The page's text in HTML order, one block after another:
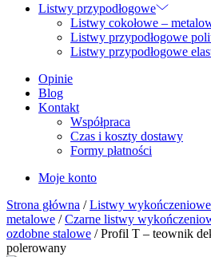
Listwy przypodłogowe
Listwy cokołowe –
Listwy przypodłogowe
Listwy przypodłogowe
Opinie
Blog
Kontakt
Współpraca
Czas i koszty dostawy
Formy płatności
Moje konto
Strona główna /Listwy wykończeniowe
metalowe /Czarne listwy
ozdobne stalowe / Profil T – teownik
polerowany